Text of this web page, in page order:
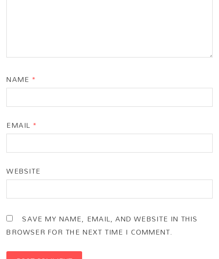
NAME *
EMAIL *
WEBSITE
SAVE MY NAME, EMAIL, AND WEBSITE IN THIS
BROWSER FOR THE NEXT TIME I COMMENT.